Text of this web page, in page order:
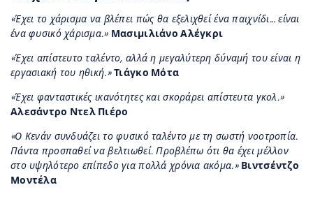
«Έχει το χάρισμα να βλέπει πώς θα εξελιχθεί ένα παιχνίδι… είναι
ένα φυσικό χάρισμα.» Μασιμιλιάνο Αλέγκρι
«Έχει απίστευτο ταλέντο, αλλά η μεγαλύτερη δύναμή του είναι η
εργασιακή του ηθική.»Τιάγκο Μότα
«Έχει φανταστικές ικανότητες και σκοράρει απίστευτα γκολ.»
Αλεσάντρο Ντελ Πιέρο
«Ο Κενάν συνδυάζει το φυσικό ταλέντο με τη σωστή νοοτροπία.
Πάντα προσπαθεί να βελτιωθεί. Προβλέπω ότι θα έχει μέλλον
στο υψηλότερο επίπεδο για πολλά χρόνια ακόμα.» Βιντσέντζο
Μοντέλα